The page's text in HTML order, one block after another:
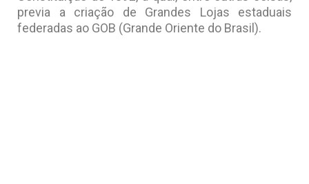
previa a criação de Grandes Lojas estaduais
federadas ao GOB (Grande Oriente do Brasil).